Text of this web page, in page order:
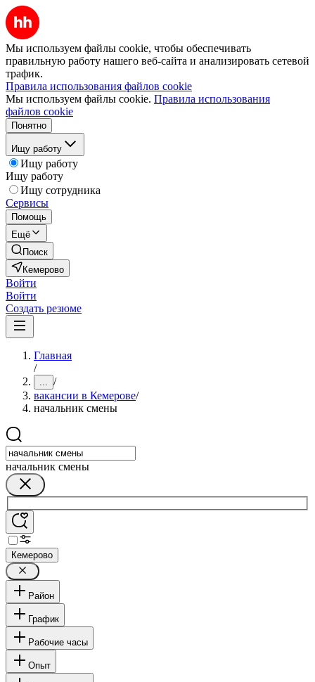
Мы используем файлы cookie, чтобы обеспечивать
правильную работу нашего веб-сайта и анализировать сетевой
трафик.
Правила использования файлов cookie
Мы используем файлы cookie. Правила использования
файлов cookie
Понятно
Ищу работу
Ищу работу
Ищу работу
Ищу сотрудника
Сервисы
Помощь
Ещё
Поиск
Кемерово
Войти
Войти
Создать резюме
Главная
/
... /
вакансии в Кемерове/
начальник смены
начальник смены
Кемерово
Район
График
Рабочие часы
Опыт